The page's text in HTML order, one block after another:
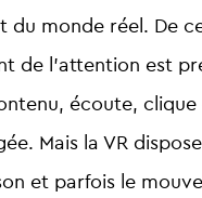
du monde réel. De
de l’attention est
écoute,
Mais la VR
et parfois le